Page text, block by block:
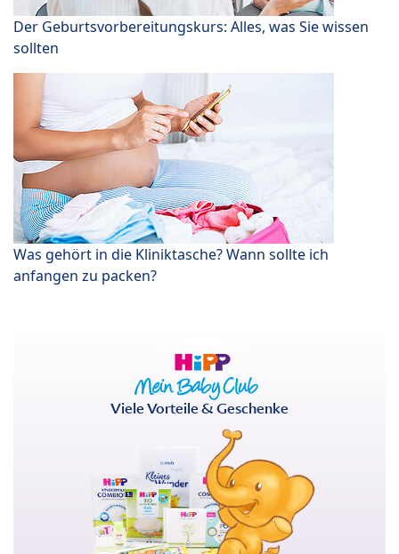
Der Geburtsvorbereitungskurs: Alles, was Sie wissen
sollten
Was gehört in die Kliniktasche? Wann sollte ich
anfangen zu packen?
Viele Vorteile & Geschenke